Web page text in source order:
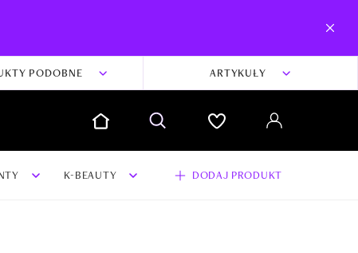
PODOBNE ARTYKUŁY
K-BEAUTY DODAJ PRODUKT